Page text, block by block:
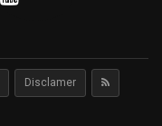
Disclamer